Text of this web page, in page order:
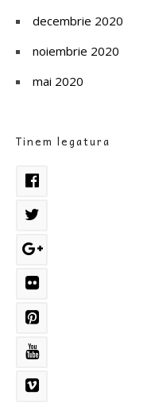
decembrie 2020
noiembrie 2020
mai 2020
Tinem legatura